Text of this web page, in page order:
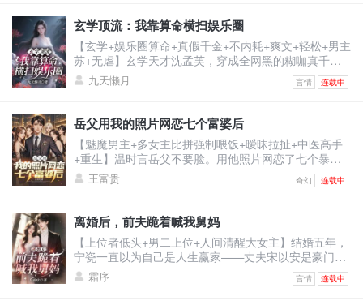
她：“你到底有没有心？”她冷静回答：“我的数据库里，
没有‘心’这个模块。”他笑了，声音沙哑：“那我把我的
心，装进你心里。”
玄学顶流：我靠算命横扫娱乐圈
【玄学+娱乐圈算命+真假千金+不内耗+爽文+轻松+男主
苏+无虐】玄学天才沈孟芙，穿成全网黑的糊咖真千
金。为还天价违约金，她重操旧业——在娱乐圈算命。
看因果、断风水、破阴煞，专治各种不服。网友群
财帛宫破败，一夜破产。渣男未婚夫欺她？阵眼踢翻，
当场身败名裂。顶流偷粉丝气运？反手起阵，对方喜提
缝纫机。黑粉跪了，豪门疯了，顶流排队求一卦。她却
回头，懒懒靠上
九天懒月 言情 连载中
岳父用我的照片网恋七个富婆后
【魅魔男主+多女主比拼强制喂饭+暧昧拉扯+中医高手
+重生】温时言岳父不要脸。用他照片网恋了七个暴脾
气的大富婆，连累温时言被打断右手，断了中医生涯。
重活一世，温时言立誓保护右手，救死扶伤，不违师
时。温时言还没反应，跟他作对的富婆们不乐意了。纷
纷砸钱给他砸资源，牵人脉。凭什么说温大夫不行！他
是最强的！医术也是！一开始人们嗤之以鼻。后开整个
医学界都被他的医
王富贵 奇幻 连载中
离婚后，前夫跪着喊我舅妈
【上位者低头+男二上位+人间清醒大女主】结婚五年，
宁瓷一直以为自己是人生赢家——丈夫宋以安是豪门继
承人，她只需在家当个优雅贵妇。直到宁瓷发现三个真
相：丈夫口中的“亲弟弟”，其实是他的私生子；这孩子
霜序 言情 连载中